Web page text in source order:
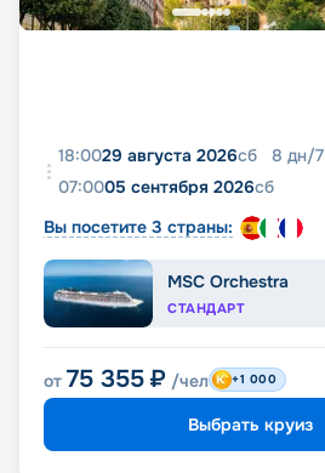
18:0029 августа 2026сб 8 дн/7
07:0005 сентября 2026сб
Вы посетите 3 страны:
MSC Orchestra
СТАНДАРТ
от 75 355 ₽ /чел +1 000
Выбрать круиз